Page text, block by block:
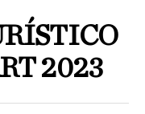
2023